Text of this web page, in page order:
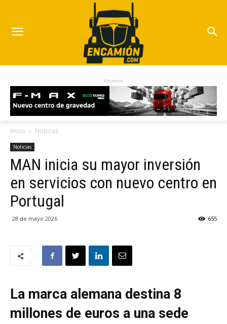
Anuncio
Inicio Noticias
Noticias
MAN inicia su mayor inversión
en servicios con nuevo centro en
Portugal
28 de mayo 2026 655
La marca alemana destina 8
millones de euros a una sede